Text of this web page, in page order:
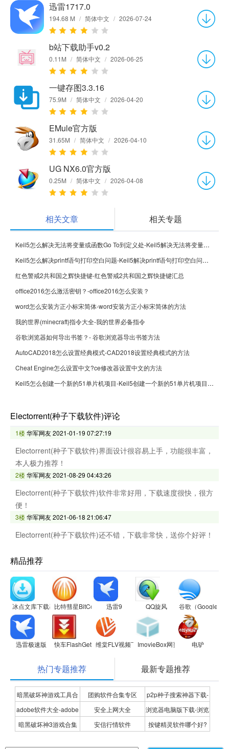
迅雷1717.0
194.68 M / 简体中文 / 2026-07-24
b站下载助手v0.2
0.11M / 简体中文 / 2026-06-25
一键存图3.3.16
75.9M / 简体中文 / 2026-04-20
EMule官方版
31.65M / 简体中文 / 2026-04-10
UG NX6.0官方版
0.25M / 简体中文 / 2026-04-08
相关文章 相关专题
Keil5怎么解决无法将变量或函数Go To到定义处-Keil5解决无法将变量或函数Go To到定义处的方法
Keil5怎么解决printf语句打印空白问题-Keil5解决printf语句打印空白问题的方法
红色警戒2共和国之辉快捷键-红色警戒2共和国之辉快捷键汇总
office2016怎么激活密钥？-office2016怎么安装？
word怎么安装方正小标宋简体-word安装方正小标宋简体的方法
我的世界(minecraft)指令大全-我的世界必备指令
谷歌浏览器如何导出书签？- 谷歌浏览器导出书签方法
AutoCAD2018怎么设置经典模式-CAD2018设置经典模式的方法
Cheat Engine怎么设置中文?ce修改器设置中文的方法
Keil5怎么创建一个新的51单片机项目-Keil5创建一个新的51单片机项目的方法
Electorrent(种子下载软件)评论
1楼华军网友2021-01-19 07:27:19
Electorrent(种子下载软件)界面设计很容易上手，功能很丰富，
本人极力推荐！
2楼华军网友2021-08-29 04:43:26
Electorrent(种子下载软件)软件非常好用，下载速度很快，很方
便！
3楼华军网友2021-06-18 21:06:47
Electorrent(种子下载软件)还不错，下载非常快，送你个好评！
精品推荐
冰点文库下载器比特彗星BitComet 迅雷9 QQ旋风 谷歌（Google）
迅雷极速版 快车FlashGet 维棠FLV视频下载软件ImovieBox网页视频下载器
电驴
热门专题推荐 最新专题推荐
暗黑破坏神游戏工具合
集
团购软件合集专区
p2p种子搜索神器下载-
P2P种子搜索神器专题
adobe软件大全-adobe
全系列软件下载-adobe
安全上网大全
浏览器电脑版下载-浏览
器下载合集
暗黑破坏神3游戏合集 安信行情软件
按键精灵软件哪个好?